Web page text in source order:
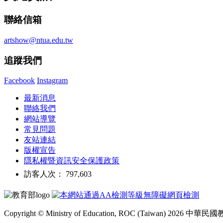
聯絡信箱
artshow@ntua.edu.tw
追蹤我們
Facebook Instagram
最新消息
聯絡我們
網站導覽
常見問題
友站連結
版權宣告
隱私權暨資訊安全保護政策
訪客人次： 797,603
Copyright © Ministry of Education, ROC (Taiwan) 2026 中華民國